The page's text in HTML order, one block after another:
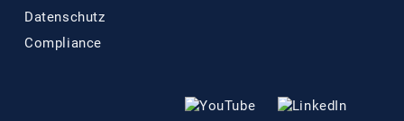
Datenschutz
Compliance